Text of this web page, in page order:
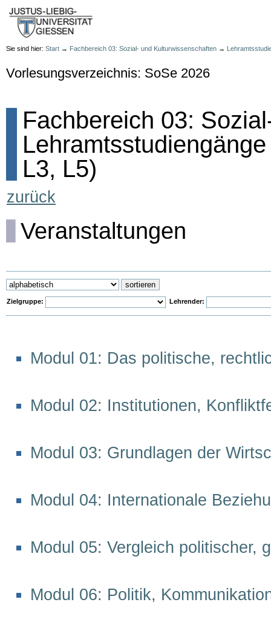
Sie sind hier: Start → Fachbereich 03: Sozial- und Kulturwissenschaften →
Vorlesungsverzeichnis: SoSe 2026
Fachbereich 03:
L3, L5)
zurück
Veranstaltungen
Zielgruppe: Lehrender:
Modul 01: Das politische,
Modul 02: Institutionen,
Modul 03: Grundlagen der
Modul 04: Internationale
Modul 05: Vergleich politischer,
Modul 06: Politik,